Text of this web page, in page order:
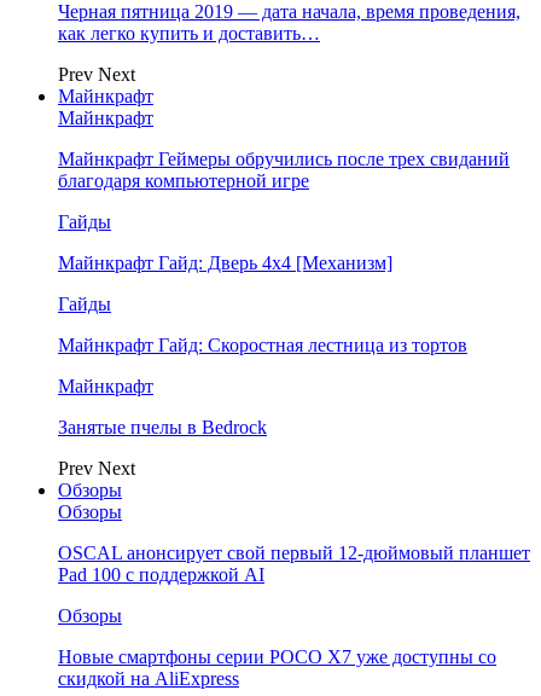
Черная пятница 2019 — дата начала, время проведения,
как легко купить и доставить…
Prev Next
Майнкрафт
Майнкрафт
Майнкрафт Геймеры обручились после трех свиданий
благодаря компьютерной игре
Гайды
Майнкрафт Гайд: Дверь 4х4 [Механизм]
Гайды
Майнкрафт Гайд: Скоростная лестница из тортов
Майнкрафт
Занятые пчелы в Bedrock
Prev Next
Обзоры
Обзоры
OSCAL анонсирует свой первый 12-дюймовый планшет
Pad 100 с поддержкой AI
Обзоры
Новые смартфоны серии POCO X7 уже доступны со
скидкой на AliExpress